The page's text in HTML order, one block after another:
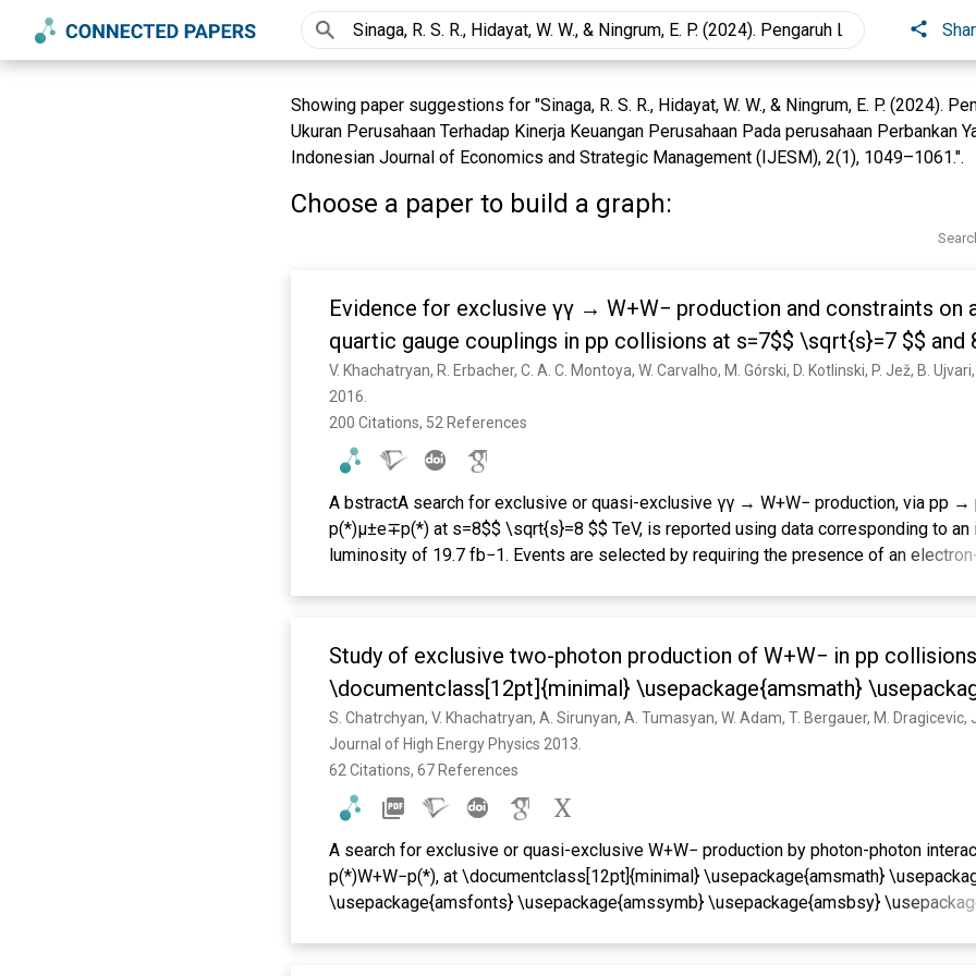
Showing paper suggestions for "Sinaga, R. S. R., Hidayat, W. W., & Ningrum, E. P. (2024).
Ukuran Perusahaan Terhadap Kinerja Keuangan Perusahaan Pada perusahaan Perbankan
Indonesian Journal of Economics and Strategic Management (IJESM), 2(1), 1049–1061.".
Choose a paper to build a graph:
Evidence for exclusive γγ → W+W− production and constraints on
quartic gauge couplings in pp collisions at s=7$$ \sqrt{s}=7 $$ and
2016.
200 Citations, 52 References
A bstractA search for exclusive or quasi-exclusive γγ → W+W− production, via pp
p(*)μ±e∓p(*) at s=8$$ \sqrt{s}=8 $$ TeV, is reported using data corresponding to an
luminosity of 19.7 fb−1. Events are selected by requiring the presence of an
0.15) events for 8 (7) TeV, resulting in a combined excess of 3.4σ over the
The observed yields and kinematic distributions are compatible with the standard
exclusive and quasi-exclusive γγ → W+W− production. Upper limits on the
coupling operators a0,CW (dimension-6) and fM0,1,2,3 (dimension-8), the most
Study of exclusive two-photon production of W+W− in pp
\documentclass[12pt]{minimal} \usepackage{amsmath}
\usepackage{amsfonts} \usepackage{amssymb}
\usepackage{mathrsfs} \usepackage{upgreek}
\begin{document}$ \
Journal of High Energy Physics 2013.
62 Citations, 67 References
A search for exclusive or quasi-exclusive W+W− production by photon-photon
p(*)W+W−p(*), at \documentclass[12pt]{minimal} \usepackage{amsmath}
\usepackage{amsfonts} \usepackage{amssymb} \usepackage{amsbsy}